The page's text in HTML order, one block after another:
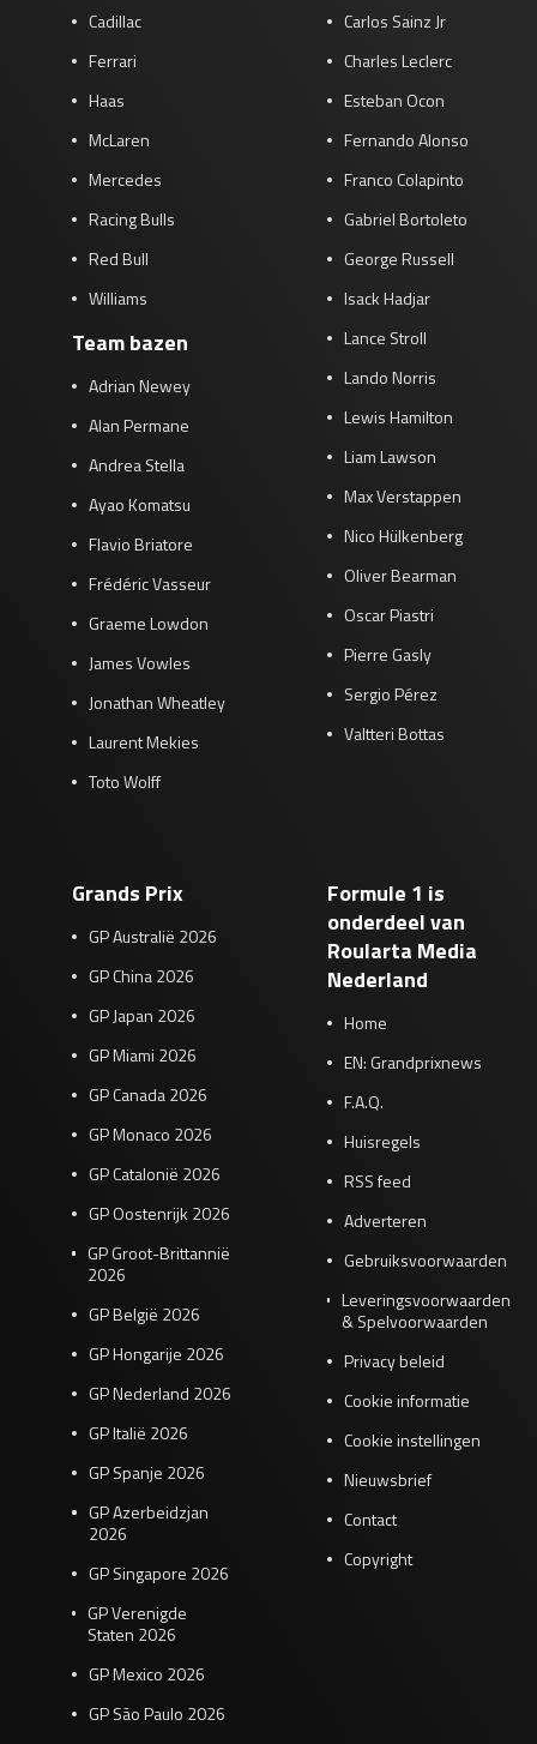
Cadillac
Ferrari
Haas
McLaren
Mercedes
Racing Bulls
Red Bull
Williams
Team bazen
Adrian Newey
Alan Permane
Andrea Stella
Ayao Komatsu
Flavio Briatore
Frédéric Vasseur
Graeme Lowdon
James Vowles
Jonathan Wheatley
Laurent Mekies
Toto Wolff
Carlos Sainz Jr
Charles Leclerc
Esteban Ocon
Fernando Alonso
Franco Colapinto
Gabriel Bortoleto
George Russell
Isack Hadjar
Lance Stroll
Lando Norris
Lewis Hamilton
Liam Lawson
Max Verstappen
Nico Hülkenberg
Oliver Bearman
Oscar Piastri
Pierre Gasly
Sergio Pérez
Valtteri Bottas
Grands Prix
GP Australië 2026
GP China 2026
GP Japan 2026
GP Miami 2026
GP Canada 2026
GP Monaco 2026
GP Catalonië 2026
GP Oostenrijk 2026
GP Groot-Brittannië
2026
GP België 2026
GP Hongarije 2026
GP Nederland 2026
GP Italië 2026
GP Spanje 2026
GP Azerbeidzjan
2026
GP Singapore 2026
GP Verenigde
Staten 2026
GP Mexico 2026
GP São Paulo 2026
Formule 1 is
onderdeel van
Roularta Media
Nederland
Home
EN: Grandprixnews
F.A.Q.
Huisregels
RSS feed
Adverteren
Gebruiksvoorwaarden
Leveringsvoorwaarden
& Spelvoorwaarden
Privacy beleid
Cookie informatie
Cookie instellingen
Nieuwsbrief
Contact
Copyright